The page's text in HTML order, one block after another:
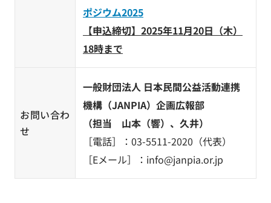
ポジウム2025
【申込締切】2025年11月20日（木）
18時まで
お問い合わ
せ
一般財団法人 日本民間公益活動連携
機構（JANPIA）企画広報部
（担当 山本（響）、久井）
［電話］：03-5511-2020（代表）
［Eメール］：info@janpia.or.jp